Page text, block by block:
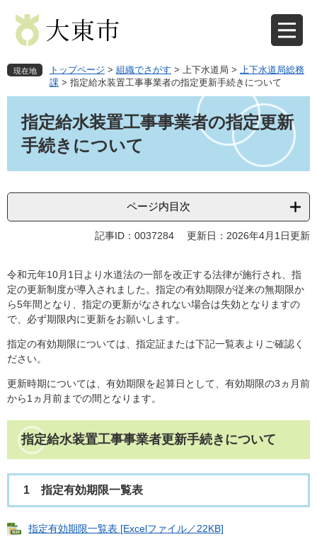
先
で
を
ば
へ
現在地 トップページ > 組織でさがす > 上下水道局 > 上下水道局総務
課 > 指定給水装置工事事業者の指定更新手続きについて
指定給水装置工事事業者の指定更新
手続きについて
ページ内目次
記事ID：0037284 更新日：2026年4月1日更新
令和元年10月1日より水道法の一部を改正する法律が施行され、指
定の更新制度が導入されました。指定の有効期限が従来の無期限か
ら5年間となり、指定の更新がなされない場合は失効となりますの
で、必ず期限内に更新をお願いします。
指定の有効期限については、指定証または下記一覧表よりご確認く
ださい。
更新時期については、有効期限を起算日として、有効期限の3ヵ月前
から1ヵ月前までの間となります。
指定給水装置工事事業者更新手続きについて
1 指定有効期限一覧表
指定有効期限一覧表 [Excelファイル／22KB]